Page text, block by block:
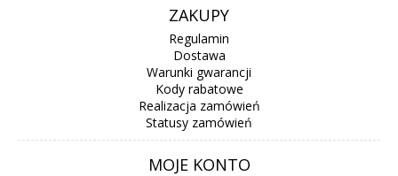
ZAKUPY
Regulamin
Dostawa
Warunki gwarancji
Kody rabatowe
Realizacja zamówień
Statusy zamówień
MOJE KONTO